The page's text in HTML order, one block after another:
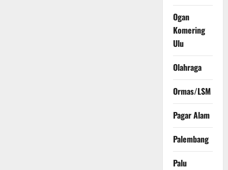
Ogan
Komering
Ulu
Olahraga
Ormas/LSM
Pagar Alam
Palembang
Palu